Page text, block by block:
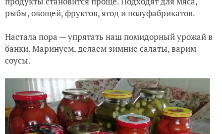
рыбы, овощей, фруктов, ягод и полуфабрикатов.
Настала пора — упрятать наш помидорный урожай в
банки. Маринуем, делаем зимние салаты, варим
соусы.